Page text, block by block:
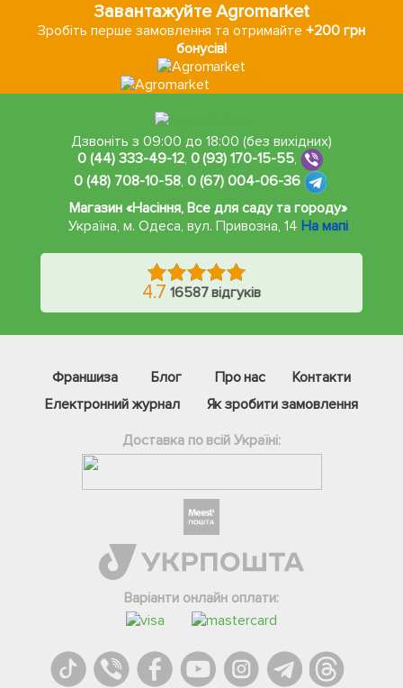
Завантажуйте Agromarket
Зробіть перше замовлення та отримайте+200 грн
бонусів!
Дзвоніть з 09:00 до 18:00 (без вихідних)
0 (44) 333-49-12, 0 (93) 170-15-55,
0 (48) 708-10-58, 0 (67) 004-06-36
Магазин «Насіння, Все для саду та городу»
Україна, м. Одеса,вул. Привозна, 14 На мапі
4.7 16587 відгуків
Франшиза Блог Про нас
Контакти
Електронний журнал
Як зробити замовлення
Доставка по всій Україні:
Варіанти онлайн оплати:
Телеграм
Вайбер
Онлайн чат